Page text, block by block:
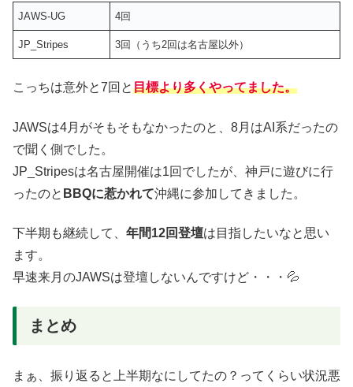
JAWS-UG 4回
JP_Stripes 3回（うち2回は名古屋以外）
こっちは意外と7回と目標より多くやってました。
JAWSは4月がそもそもなかったのと、8月はAI系だったの
で聞く側でした。
JP_Stripesは名古屋開催は1回でしたが、神戸に遊びに行
ったのと BBQに惹かれて沖縄に参加してきました。
下半期も継続して、 年間12回登壇は目指したいなと思い
ます。
早速来月のJAWSは登壇しないんですけど・・・💦
まとめ
まぁ、振り返ると上半期なにしてたの？ってくらい状況悪